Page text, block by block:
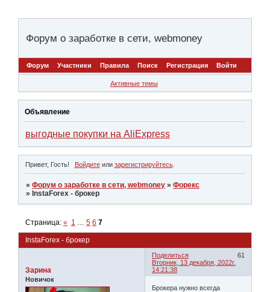
Форум о заработке в сети, webmoney
Форум Участники Правила Поиск Регистрация Войти
Активные темы
Объявление
выгодные покупки на AliExpress
Привет, Гость! Войдитеили зарегистрируйтесь.
»Форум о заработке в сети, webmoney »Форекс
» InstaForex - брокер
InstaForex - брокер
Страница:« 1 … 5 6 7
Поделиться
61
Вторник, 13 декабря, 2022г.
14:21:38
Зарина
Новичок
Брокера нужно всегда